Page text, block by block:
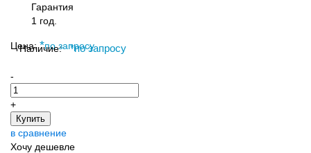
Гарантия
1 год.
Цена: *по запросу
Наличие: *по запросу
-
+
Купить
в сравнение
Хочу дешевле